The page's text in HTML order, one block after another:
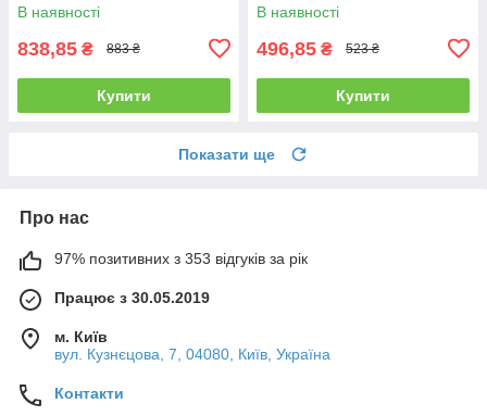
порошок 180 г
В наявності
838,85 ₴ 883 ₴
Купити
В наявності
496,85 ₴ 523 ₴
Купити
Показати ще
Про нас
97% позитивних з 353 відгуків за рік
Працює з 30.05.2019
м. Київ
вул. Кузнєцова, 7, 04080, Київ, Україна
Контакти